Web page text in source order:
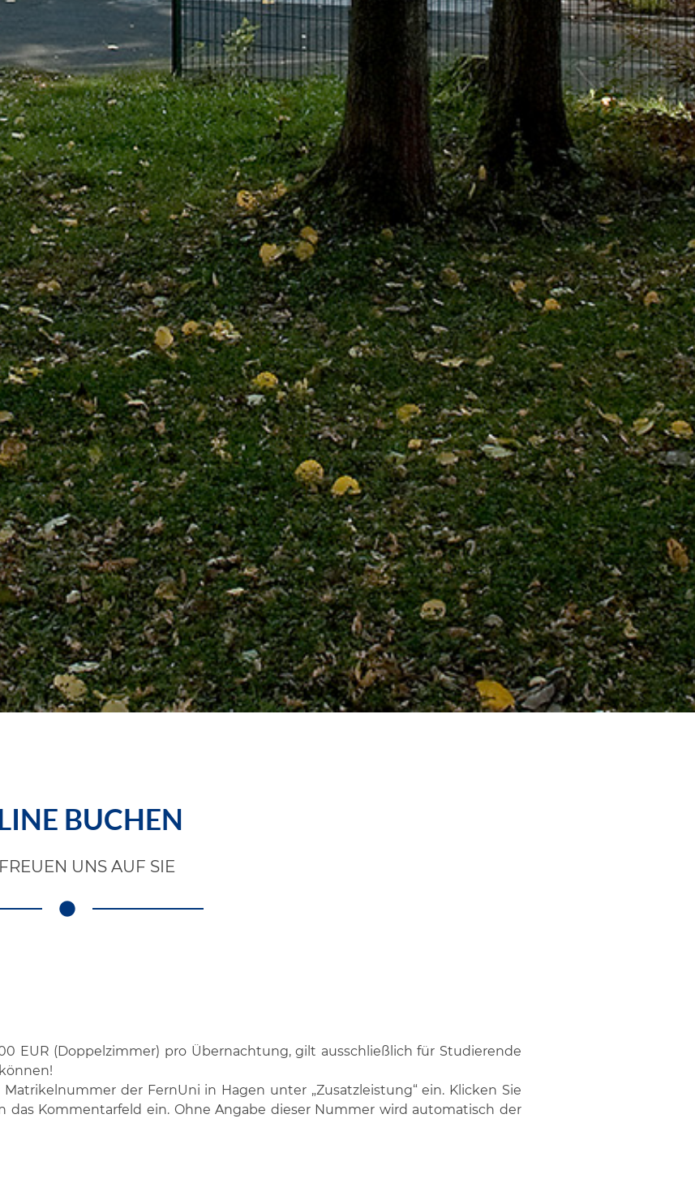
BUCHEN
UNS AUF SIE
EUR (Doppelzimmer) pro Übernachtung, gilt ausschließlich für Studierende
der FernUni in Hagen unter „Zusatzleistung“ ein. Klicken Sie
das Kommentarfeld ein. Ohne Angabe dieser Nummer wird automatisch der